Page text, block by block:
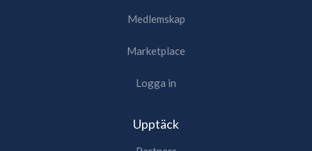
Medlemskap
Marketplace
Logga in
Upptäck